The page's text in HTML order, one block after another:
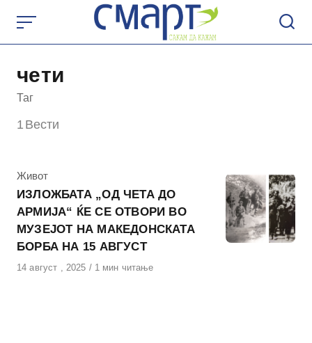
content
чети
Таг
1 Вести
КАтегорија
Живот
ИЗЛОЖБАТА „ОД ЧЕТА ДО
АРМИЈА“ ЌЕ СЕ ОТВОРИ ВО
МУЗЕЈОТ НА МАКЕДОНСКАТА
БОРБА НА 15 АВГУСТ
Објавено
14 август , 2025 1 мин читање